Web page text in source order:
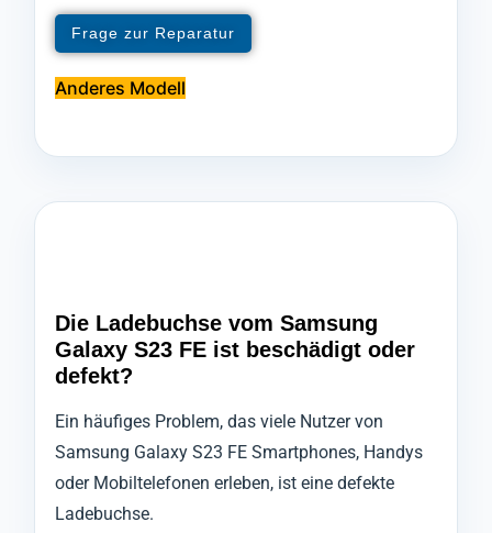
Frage zur Reparatur
Anderes Modell
Die Ladebuchse vom Samsung
Galaxy S23 FE ist beschädigt oder
defekt?
Ein häufiges Problem, das viele Nutzer von
Samsung Galaxy S23 FE Smartphones, Handys
oder Mobiltelefonen erleben, ist eine defekte
Ladebuchse.